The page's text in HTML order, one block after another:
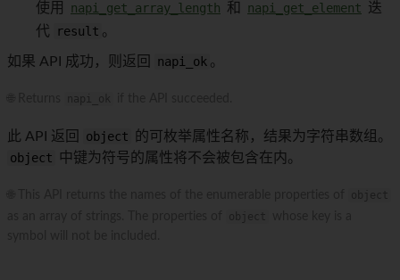
使用
napi_get_array_length 和 napi_get_element 迭
代
result 。
如果 API 成功，则返回 napi_ok 。
此 API 返回 object
的可枚举属性名称，结果为字符串数组。
object
中键为符号的属性将不会被包含在内。